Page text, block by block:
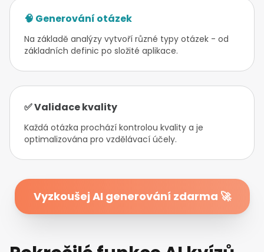
🧠 Generování otázek
Na základě analýzy vytvoří různé typy otázek - od
základních definic po složité aplikace.
✅ Validace kvality
Každá otázka prochází kontrolou kvality a je
optimalizována pro vzdělávací účely.
Vyzkoušej AI generování zdarma 🚀